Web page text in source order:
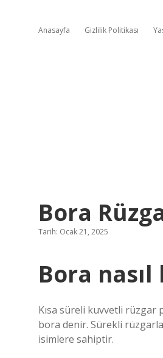
Anasayfa Gizlilik Politikası
Bora
Tarih: Ocak 21, 2025
Bora
Kısa süreli kuvvetli rüzgar
bora denir. Sürekli
isimlere sahiptir.